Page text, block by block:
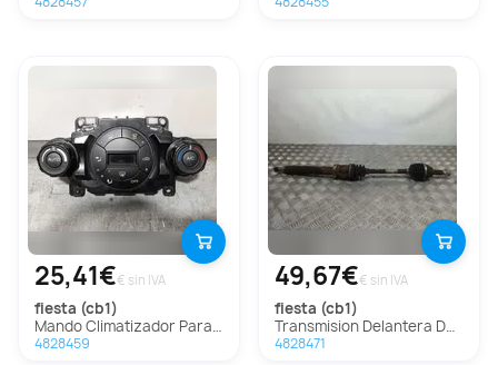
25,41€€ sin IVA
fiesta (cb1)
Mando Climatizador Para Ford Fiesta
4828459
49,67€€ sin IVA
fiesta (cb1)
Transmision Delantera Derecha Para Ford Fiesta
4828471